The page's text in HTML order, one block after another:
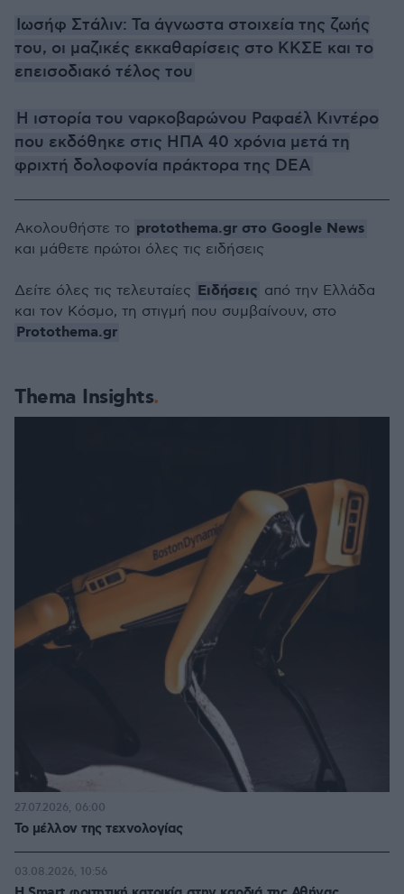
Ιωσήφ Στάλιν: Τα άγνωστα στοιχεία της ζωής
του, οι μαζικές εκκαθαρίσεις στο ΚΚΣΕ και το
επεισοδιακό τέλος του
Η ιστορία του ναρκοβαρώνου Ραφαέλ Κιντέρο
που εκδόθηκε στις ΗΠΑ 40 χρόνια μετά τη
φριχτή δολοφονία πράκτορα της DEA
Thema Insights
Το μέλλον της τεχνολογίας
27.07.2026, 06:00
03.08.2026, 10:56
Ακολουθήστε το protothema.gr στο Google News
και μάθετε πρώτοι όλες τις ειδήσεις
Δείτε όλες τις τελευταίες Ειδήσεις από την Ελλάδα
και τον Κόσμο, τη στιγμή που συμβαίνουν, στο
Protothema.gr